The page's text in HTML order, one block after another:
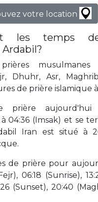
votre location
les temps
musulmanes
Dhuhr, Asr,
de prière islamique
prière aujourd'hui
04:36 (Imsak) et se
Iran est situé à
de prière pour
06:18 (Sunrise),
(Sunset), 20:40